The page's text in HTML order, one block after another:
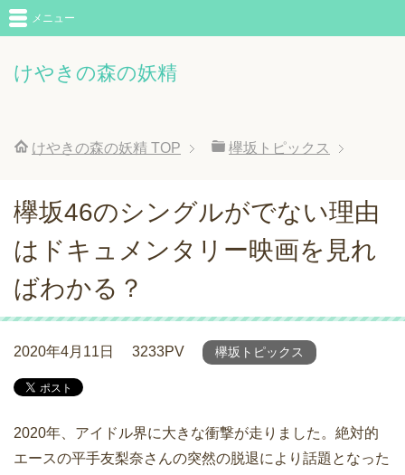
けやきの森の妖精
メニュー
けやきの森の妖精 TOP 欅坂トピックス
欅坂46のシングルがでない理由
はドキュメンタリー映画を見れ
ばわかる？
2020年4月11日 3233PV 欅坂トピックス
2020年、アイドル界に大きな衝撃が走りました。絶対的
エースの平手友梨奈さんの突然の脱退により話題となった